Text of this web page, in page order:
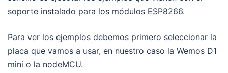
soporte instalado para los módulos ESP8266.
Para ver los ejemplos debemos primero seleccionar la
placa que vamos a usar, en nuestro caso la Wemos D1
mini o la nodeMCU.